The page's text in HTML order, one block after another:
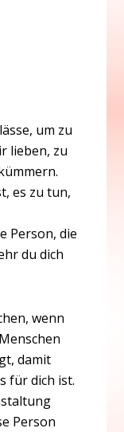
um zu
lieben, zu
es zu tun,
Person, die
du dich
wenn
damit
für dich ist.
Person